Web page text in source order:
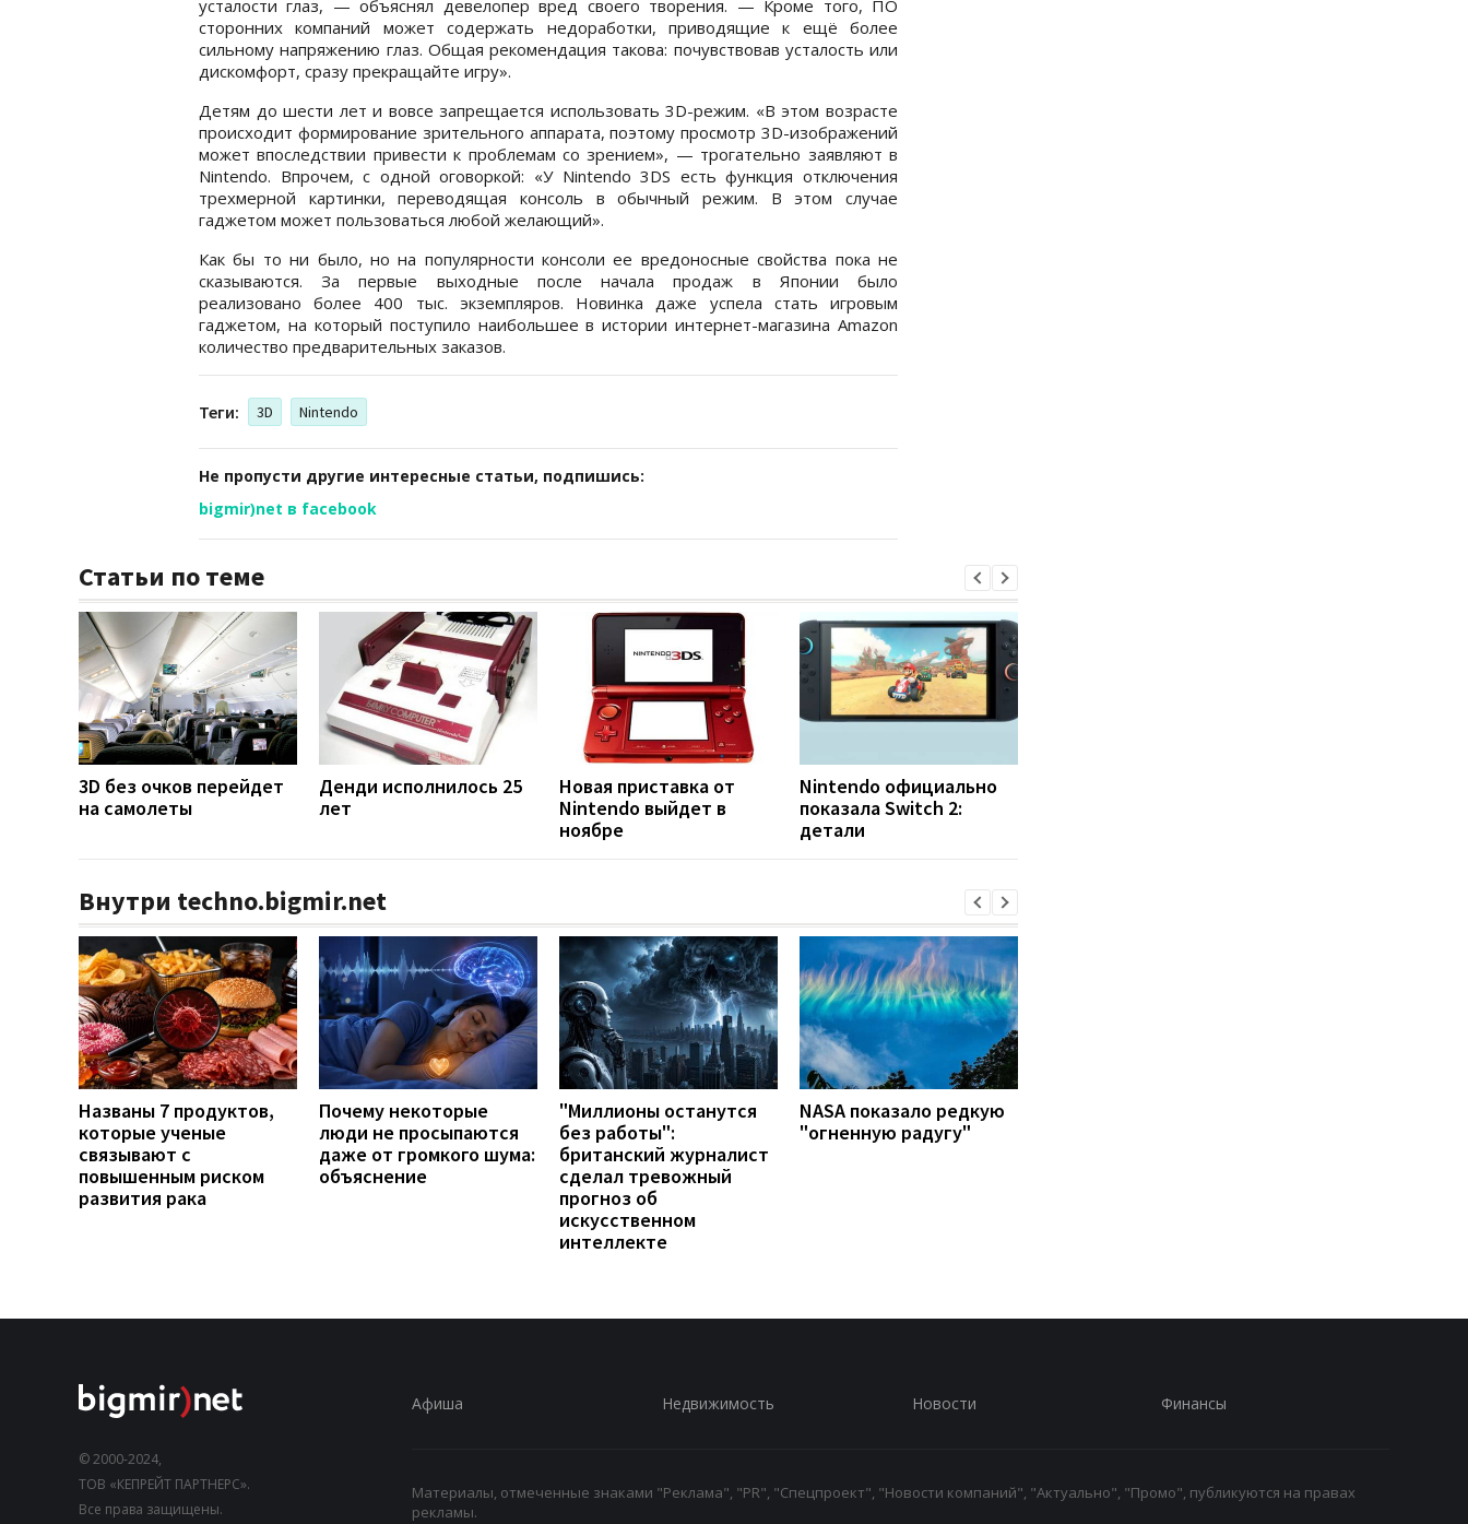
усталости глаз, — объяснял девелопер вред своего творения. — Кроме того, ПО
сторонних компаний может содержать недоработки, приводящие к ещё более
сильному напряжению глаз. Общая рекомендация такова: почувствовав усталость или
дискомфорт, сразу прекращайте игру».
Детям до шести лет и вовсе запрещается использовать 3D-режим. «В этом возрасте
происходит формирование зрительного аппарата, поэтому просмотр 3D-изображений
может впоследствии привести к проблемам со зрением», — трогательно заявляют в
Nintendo. Впрочем, с одной оговоркой: «У Nintendo 3DS есть функция отключения
трехмерной картинки, переводящая консоль в обычный режим. В этом случае
гаджетом может пользоваться любой желающий».
Как бы то ни было, но на популярности консоли ее вредоносные свойства пока не
сказываются. За первые выходные после начала продаж в Японии было
реализовано более 400 тыс. экземпляров. Новинка даже успела стать игровым
гаджетом, на который поступило наибольшее в истории интернет-магазина Amazon
количество предварительных заказов.
Теги: 3D Nintendo
Не пропусти другие интересные статьи, подпишись:
bigmir)net в facebook
Статьи по теме
3D без очков перейдет
на самолеты
Денди исполнилось 25
лет
Новая приставка от
Nintendo выйдет в
ноябре
Nintendo официально
показала Switch 2:
детали
Внутри techno.bigmir.net
Названы 7 продуктов,
которые ученые
связывают с
повышенным риском
развития рака
Почему некоторые
люди не просыпаются
даже от громкого шума:
объяснение
"Миллионы останутся
без работы":
британский журналист
сделал тревожный
прогноз об
искусственном
интеллекте
NASA показало редкую
"огненную радугу"
© 2000-2024,
ТОВ «КЕПРЕЙТ ПАРТНЕРС».
Все права защищены.
Афиша Недвижимость Новости Финансы
Материалы, отмеченные знаками "Реклама", "PR", "Спецпроект", "Новости компаний", "Актуально", "Промо", публикуются на правах
рекламы.